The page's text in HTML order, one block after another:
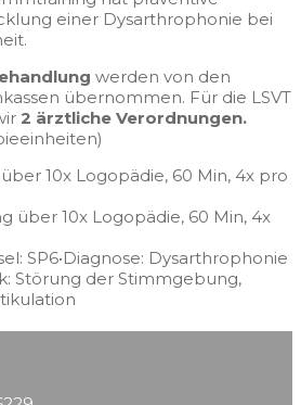
einer Dysarthrophonie bei
werden von den
übernommen. Für die LSVT
2 ärztliche Verordnungen.
10x Logopädie, 60 Min, 4x pro
über 10x Logopädie, 60 Min, 4x
SP6•Diagnose: Dysarthrophonie
Störung der Stimmgebung,